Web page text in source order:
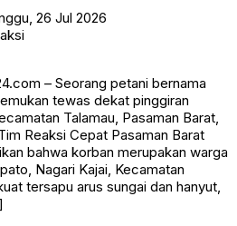
26 Jul 2026
– Seorang petani bernama
tewas dekat pinggiran
Talamau, Pasaman Barat,
Reaksi Cepat Pasaman Barat
bahwa korban merupakan warga
Nagari Kajai, Kecamatan
tersapu arus sungai dan hanyut,